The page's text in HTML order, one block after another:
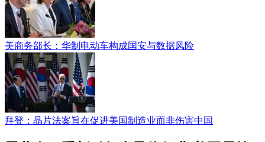
美商务部长：华制电动车构成国安与数据风险
拜登：晶片法案旨在促进美国制造业而非伤害中国